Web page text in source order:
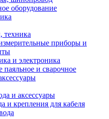
оборудование
техника
приборы и
и электроника
паяльное и сварочное
и аксессуары
и крепления для кабеля